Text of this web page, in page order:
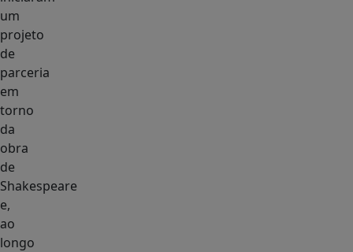
um
projeto
de
parceria
em
torno
da
obra
de
Shakespeare
e,
ao
longo